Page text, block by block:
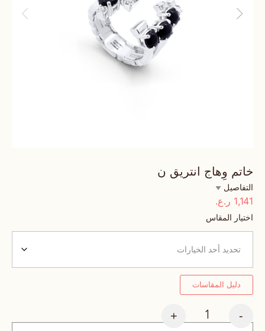
خاتم وِهاج انتريق ن
التفاصيل
1,141 ر.ع.
اختيار المقاس
دليل المقاسات
-
+